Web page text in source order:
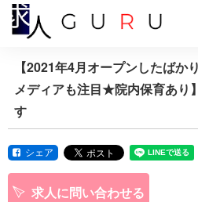
【2021年4月オープンしたば
メディアも注目★院内保育あり
す
シェア
求人に問い合わせる